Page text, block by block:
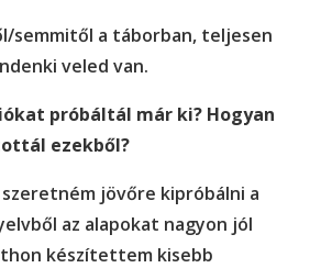
semmitől a táborban, teljesen
veled van.
próbáltál már ki? Hogyan
ezekből?
szeretném jövőre kipróbálni a
az alapokat nagyon jól
készítettem kisebb